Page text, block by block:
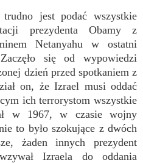
jest podać wszystkie
prezydenta Obamy z
Netanyahu w ostatni
się od wypowiedzi
dzień przed spotkaniem z
on, że Izrael musi oddać
ich terrorystom wszystkie
w 1967, w czasie wojny
to było szokujące z dwóch
żaden innych prezydent
Izraela do oddania